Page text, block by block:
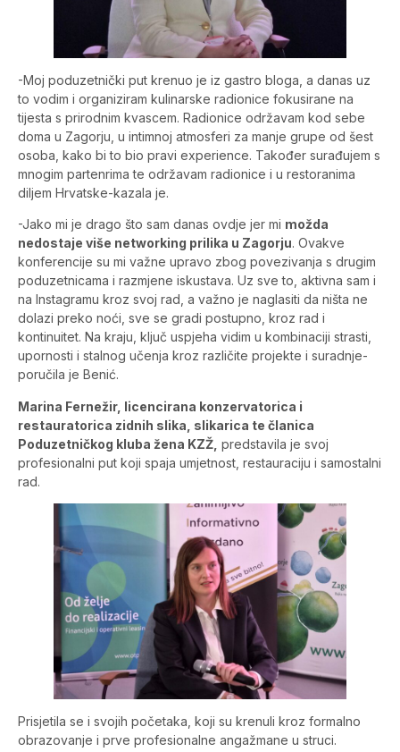
-Moj poduzetnički put krenuo je iz gastro bloga, a danas uz
to vodim i organiziram kulinarske radionice fokusirane na
tijesta s prirodnim kvascem. Radionice održavam kod sebe
doma u Zagorju, u intimnoj atmosferi za manje grupe od šest
osoba, kako bi to bio pravi experience. Također surađujem s
mnogim partenrima te održavam radionice i u restoranima
diljem Hrvatske-kazala je.
-Jako mi je drago što sam danas ovdje jer mi možda
nedostaje više networking prilika u Zagorju. Ovakve
konferencije su mi važne upravo zbog povezivanja s drugim
poduzetnicama i razmjene iskustava. Uz sve to, aktivna sam i
na Instagramu kroz svoj rad, a važno je naglasiti da ništa ne
dolazi preko noći, sve se gradi postupno, kroz rad i
kontinuitet. Na kraju, ključ uspjeha vidim u kombinaciji strasti,
upornosti i stalnog učenja kroz različite projekte i suradnje-
poručila je Benić.
Marina Fernežir, licencirana konzervatorica i
restauratorica zidnih slika, slikarica te članica
Poduzetničkog kluba žena KZŽ, predstavila je svoj
profesionalni put koji spaja umjetnost, restauraciju i samostalni
rad.
Prisjetila se i svojih početaka, koji su krenuli kroz formalno
obrazovanje i prve profesionalne angažmane u struci.